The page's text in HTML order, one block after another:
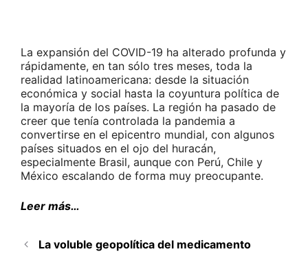
La expansión del COVID-19 ha alterado profunda y
rápidamente, en tan sólo tres meses, toda la
realidad latinoamericana: desde la situación
económica y social hasta la coyuntura política de
la mayoría de los países. La región ha pasado de
creer que tenía controlada la pandemia a
convertirse en el epicentro mundial, con algunos
países situados en el ojo del huracán,
especialmente Brasil, aunque con Perú, Chile y
México escalando de forma muy preocupante.
Leer más…
La voluble geopolítica del medicamento